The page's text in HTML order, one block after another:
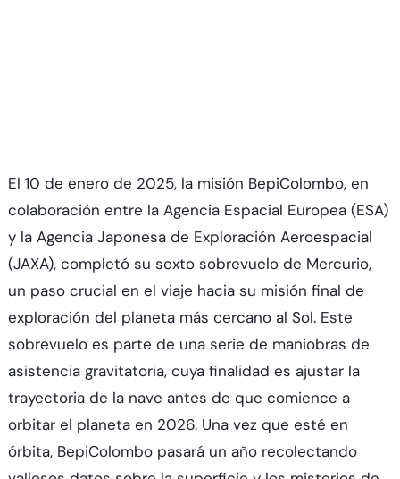
El 10 de enero de 2025, la misión BepiColombo, en
colaboración entre la Agencia Espacial Europea (ESA)
y la Agencia Japonesa de Exploración Aeroespacial
(JAXA), completó su sexto sobrevuelo de Mercurio,
un paso crucial en el viaje hacia su misión final de
exploración del planeta más cercano al Sol. Este
sobrevuelo es parte de una serie de maniobras de
asistencia gravitatoria, cuya finalidad es ajustar la
trayectoria de la nave antes de que comience a
orbitar el planeta en 2026. Una vez que esté en
órbita, BepiColombo pasará un año recolectando